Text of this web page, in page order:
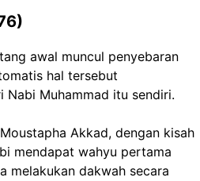
awal muncul penyebaran
hal tersebut
Nabi Muhammad itu sendiri.
Akkad, dengan kisah
mendapat wahyu pertama
melakukan dakwah secara